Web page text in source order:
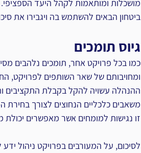
מושכלות ומותאמות ‏לקהל היעד
‏ביטחון הבאים להשתמש בה ויגבירו את
גיוס תומכים
כמו בכל פרויקט אחר, תומכים נלהבים
ומחויבותם של שאר השותפים לפרויקט,
ההנהלה עשויה להקל ‏בקבלת התקציבים
‏משאבים כלכליים הנחוצים לצורך
זו נגישות למומחים אשר מאפשרים יכולת
לסיכום, על המעורבים בפרויקט ניהול